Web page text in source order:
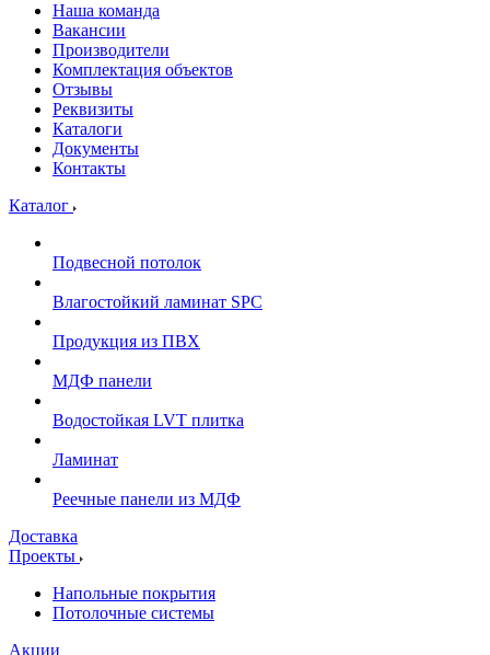
Наша команда
Вакансии
Производители
Комплектация объектов
Отзывы
Реквизиты
Каталоги
Документы
Контакты
Каталог
Подвесной потолок
Влагостойкий ламинат SPC
Продукция из ПВХ
МДФ панели
Водостойкая LVT плитка
Ламинат
Реечные панели из МДФ
Доставка
Проекты
Напольные покрытия
Потолочные системы
Акции